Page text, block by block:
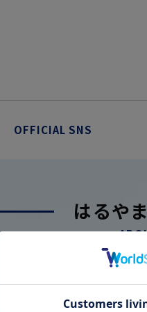
OFFICIAL SNS
はるや
こだわり
厳しい品質管
安心の実現